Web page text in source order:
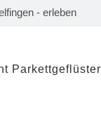
- erleben
Parkettgeflüster